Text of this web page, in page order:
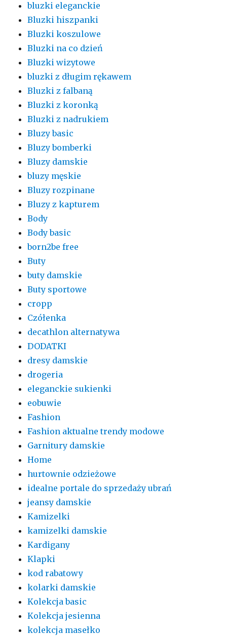
bluzki eleganckie
Bluzki hiszpanki
Bluzki koszulowe
Bluzki na co dzień
Bluzki wizytowe
bluzki z długim rękawem
Bluzki z falbaną
Bluzki z koronką
Bluzki z nadrukiem
Bluzy basic
Bluzy bomberki
Bluzy damskie
bluzy męskie
Bluzy rozpinane
Bluzy z kapturem
Body
Body basic
born2be free
Buty
buty damskie
Buty sportowe
cropp
Czółenka
decathlon alternatywa
DODATKI
dresy damskie
drogeria
eleganckie sukienki
eobuwie
Fashion
Fashion aktualne trendy modowe
Garnitury damskie
Home
hurtownie odzieżowe
idealne portale do sprzedaży ubrań
jeansy damskie
Kamizelki
kamizelki damskie
Kardigany
Klapki
kod rabatowy
kolarki damskie
Kolekcja basic
Kolekcja jesienna
kolekcja masełko